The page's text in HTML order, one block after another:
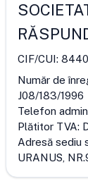
CIF/CUI:
Număr de
J08/183/1996
Telefon
Plătitor TVA:
Adresă sediu
URANUS,